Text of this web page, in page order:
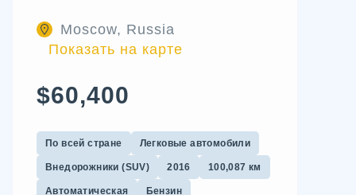
Moscow, Russia
Показать на карте
$60,400
По всей стране Легковые автомобили
Внедорожники (SUV) 2016 100,087 км
Автоматическая Бензин